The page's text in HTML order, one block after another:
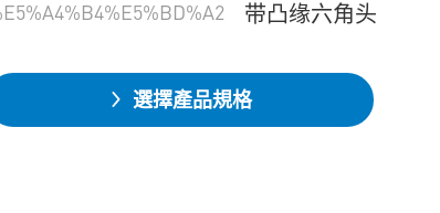
带凸缘六角头
選擇產品規格